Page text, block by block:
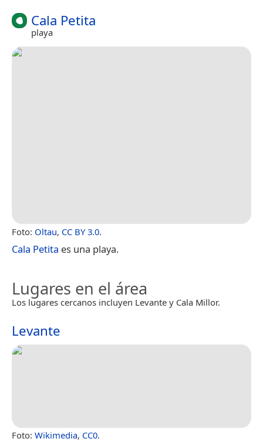
Cala Petita
playa
Foto: Oltau, CC BY 3.0.
Cala Petita es una playa.
Lugares en el área
Los lugares cercanos incluyen Levante y Cala Millor.
Levante
Foto: Wikimedia, CC0.